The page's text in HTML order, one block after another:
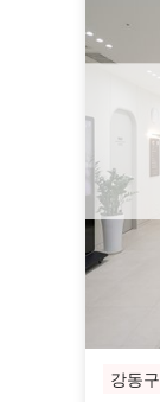
강동